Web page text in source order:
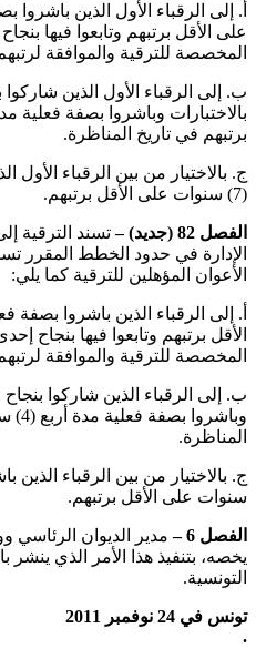
على الأقل برتبهم وتابعوا فيها
المخصصة للترقية والموافقة
‌ب. إلى الرقباء الأول الذين
برتبهم في تاريخ المناظرة.
‌ج. بالاختيار من بين الرقباء
(7) سنوات على الأقل برتبهم.
الفصل 82 (جديد) –
تسند الترقية
الإدارة في حدود الخطط المقرر
الأعوان المؤهلين للترقية كما يلي:
الأقل برتبهم وتابعوا فيها بنجاح
المخصصة للترقية والموافقة
‌ب. إلى الرقباء الذين شاركوا
المناظرة.
سنوات على الأقل برتبهم.
الفصل 6 –
مدير الديوان الرئاسي
يخصه، بتنفيذ هذا الأمر الذي ينشر
التونسية.
تونس في 24 نوفمبر 2011
.